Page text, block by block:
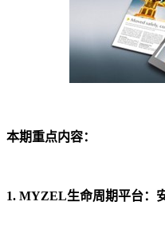
本期重点内容：
1. MYZEL生命周期平台：